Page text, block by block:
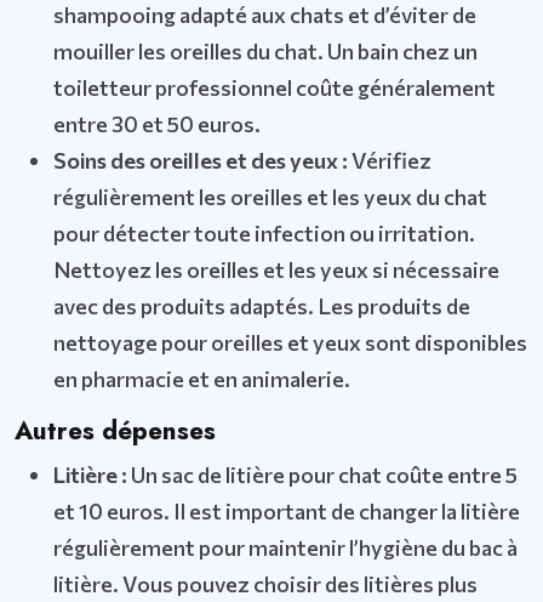
shampooing adapté aux chats et d’éviter de
mouiller les oreilles du chat. Un bain chez un
toiletteur professionnel coûte généralement
entre 30 et 50 euros.
Soins des oreilles et des yeux :Vérifiez
régulièrement les oreilles et les yeux du chat
pour détecter toute infection ou irritation.
Nettoyez les oreilles et les yeux si nécessaire
avec des produits adaptés. Les produits de
nettoyage pour oreilles et yeux sont disponibles
en pharmacie et en animalerie.
Autres dépenses
Litière : Un sac de litière pour chat coûte entre 5
et 10 euros. Il est important de changer la litière
régulièrement pour maintenir l’hygiène du bac à
litière. Vous pouvez choisir des litières plus